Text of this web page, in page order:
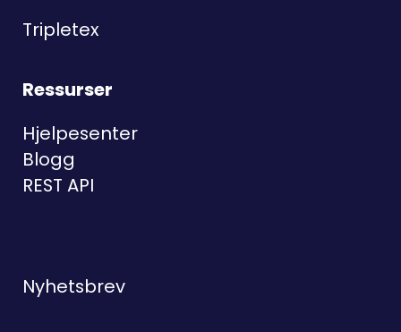
Tripletex
Ressurser
Hjelpesenter
Blogg
REST API
Nyhetsbrev